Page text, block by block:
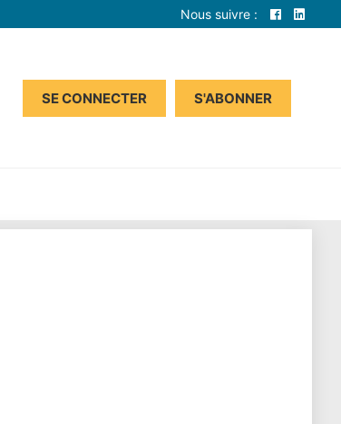
Nous suivre :
SE CONNECTER S'ABONNER